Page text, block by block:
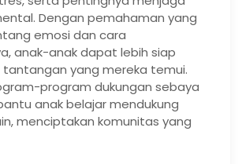
Dengan pemahaman yang
emosi dan cara
anak-anak dapat lebih siap
yang mereka temui.
program dukungan sebaya
anak belajar mendukung
menciptakan komunitas yang